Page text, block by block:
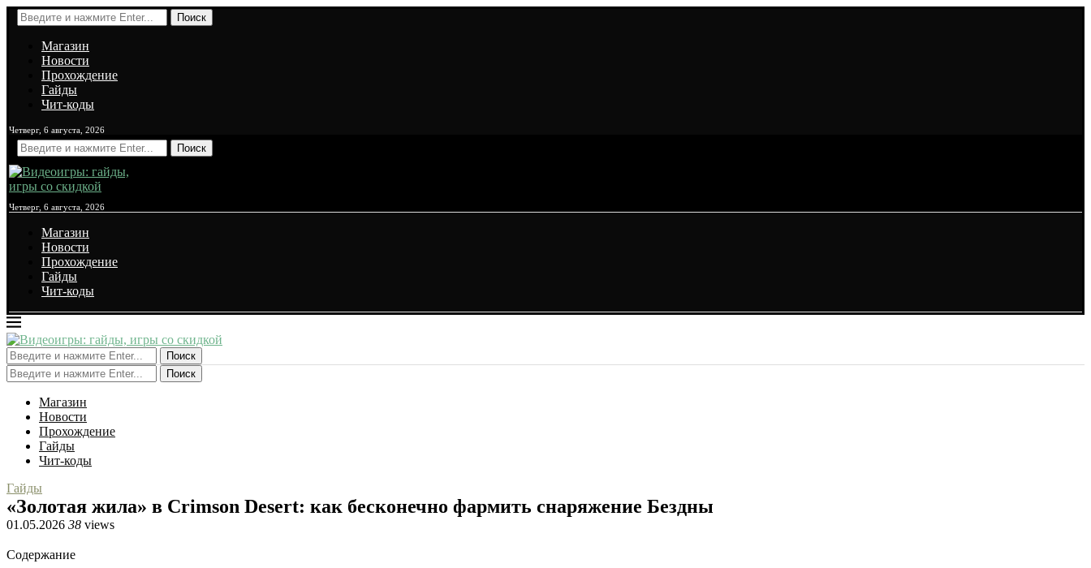
Поиск
Магазин
Новости
Прохождение
Гайды
Чит-коды
Четверг, 6 августа, 2026
Поиск
Четверг, 6 августа, 2026
Магазин
Новости
Прохождение
Гайды
Чит-коды
Поиск
Поиск
Магазин
Новости
Прохождение
Гайды
Чит-коды
Гайды
«Золотая жила» в Crimson Desert: как бесконечно фармить снаряжение Бездны
01.05.2026 38 views
Содержание